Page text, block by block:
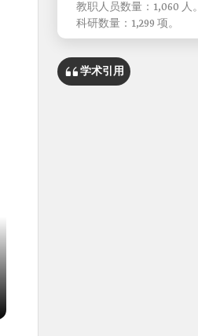
教职人员数量：1,060 人。
科研数量：1,299 项。
学术引用